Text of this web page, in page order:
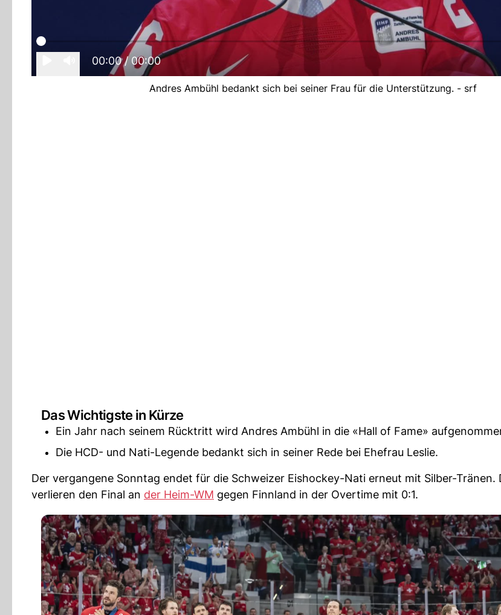
00:00/ 00:00
Andres Ambühl bedankt sich bei seiner Frau für die Unterstützung. - srf
Das Wichtigste in Kürze
Ein Jahr nach seinem Rücktritt wird Andres Ambühl in die «Hall of Fame»
Die HCD- und Nati-Legende bedankt sich in seiner Rede bei Ehefrau Leslie.
Der vergangene Sonntag endet für die Schweizer Eishockey-Nati erneut mit Silber-Tränen.
verlieren den Final an der Heim-WM gegen Finnland in der Overtime mit 0:1.